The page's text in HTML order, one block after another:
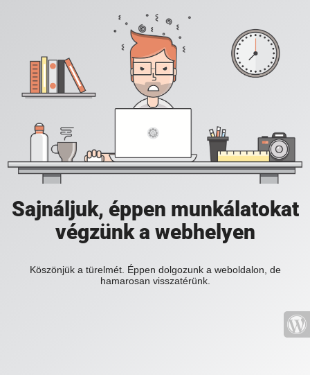
Sajnáljuk, éppen munkálatokat
végzünk a webhelyen
Köszönjük a türelmét. Éppen dolgozunk a weboldalon, de
hamarosan visszatérünk.